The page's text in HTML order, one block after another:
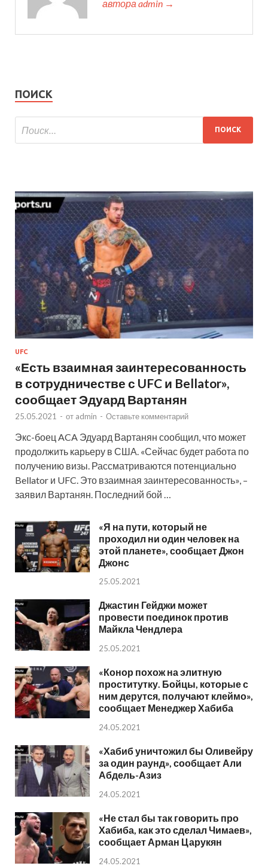
автора admin →
ПОИСК
UFC
«Есть взаимная заинтересованность
в сотрудничестве с UFC и Bellator»,
сообщает Эдуард Вартанян
25.05.2021 - от admin - Оставьте комментарий
Экс-боец ACA Эдуард Вартанян сообщил, что может
продолжить карьеру в США. «Сейчас будет работа по
получению визы. Рассматриваются потенциально
Bellator и UFC. Это взаимная заинтересованность», –
заявил Вартанян. Последний бой …
«Я на пути, который не
проходил ни один человек на
этой планете», сообщает Джон
Джонс
25.05.2021
Джастин Гейджи может
провести поединок против
Майкла Чендлера
25.05.2021
«Конор похож на элитную
проститутку. Бойцы, которые с
ним дерутся, получают клеймо»,
сообщает Менеджер Хабиба
24.05.2021
«Хабиб уничтожил бы Оливейру
за один раунд», сообщает Али
Абдель-Азиз
24.05.2021
«Не стал бы так говорить про
Хабиба, как это сделал Чимаев»,
сообщает Арман Царукян
24.05.2021